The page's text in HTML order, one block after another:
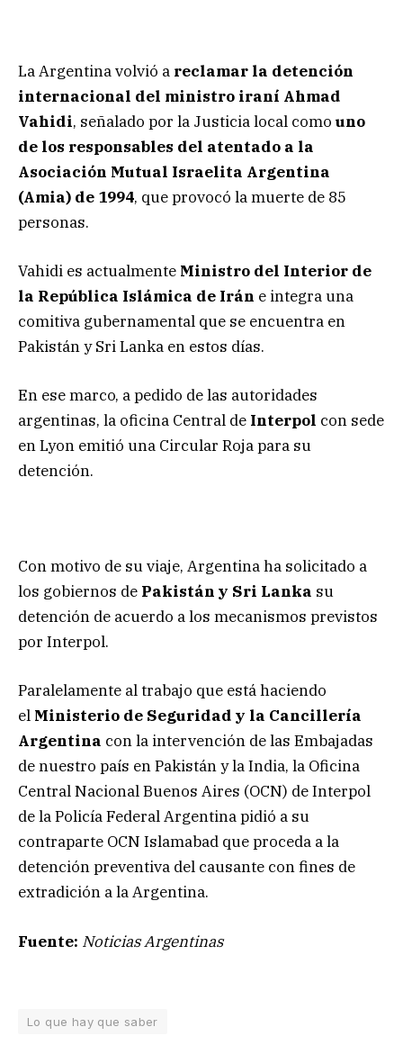
La Argentina volvió a reclamar la detención
internacional del ministro iraní Ahmad
Vahidi, señalado por la Justicia local como uno
de los responsables del atentado a la
Asociación Mutual Israelita Argentina
(Amia) de 1994, que provocó la muerte de 85
personas.
Vahidi es actualmente Ministro del Interior de
la República Islámica de Irán e integra una
comitiva gubernamental que se encuentra en
Pakistán y Sri Lanka en estos días.
En ese marco, a pedido de las autoridades
argentinas, la oficina Central de Interpol con sede
en Lyon emitió una Circular Roja para su
detención.
Con motivo de su viaje, Argentina ha solicitado a
los gobiernos de Pakistán y Sri Lanka su
detención de acuerdo a los mecanismos previstos
por Interpol.
Paralelamente al trabajo que está haciendo
el Ministerio de Seguridad y la Cancillería
Argentina con la intervención de las Embajadas
de nuestro país en Pakistán y la India, la Oficina
Central Nacional Buenos Aires (OCN) de Interpol
de la Policía Federal Argentina pidió a su
contraparte OCN Islamabad que proceda a la
detención preventiva del causante con fines de
extradición a la Argentina.
Fuente: Noticias Argentinas
Lo que hay que saber